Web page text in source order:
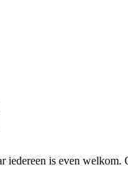
iedereen is even